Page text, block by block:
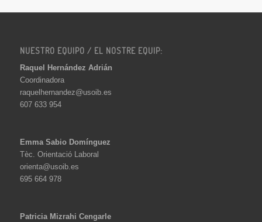
NUESTRO EQUIPO / EL NOSTRE EQUIP:
Raquel Hernández Adrián
Coordinadora
raquelhernandez@usoib.es
607 633 954
Emma Sabio Domínguez
Tèc. Orientació Laboral
orienta@usoib.es
695 664 978
Patricia Mizrahi Cengarle